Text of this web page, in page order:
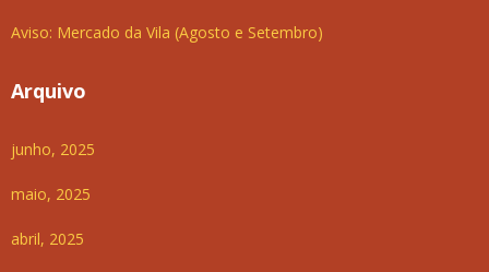
Aviso: Mercado da Vila (Agosto e Setembro)
Arquivo
junho, 2025
maio, 2025
abril, 2025